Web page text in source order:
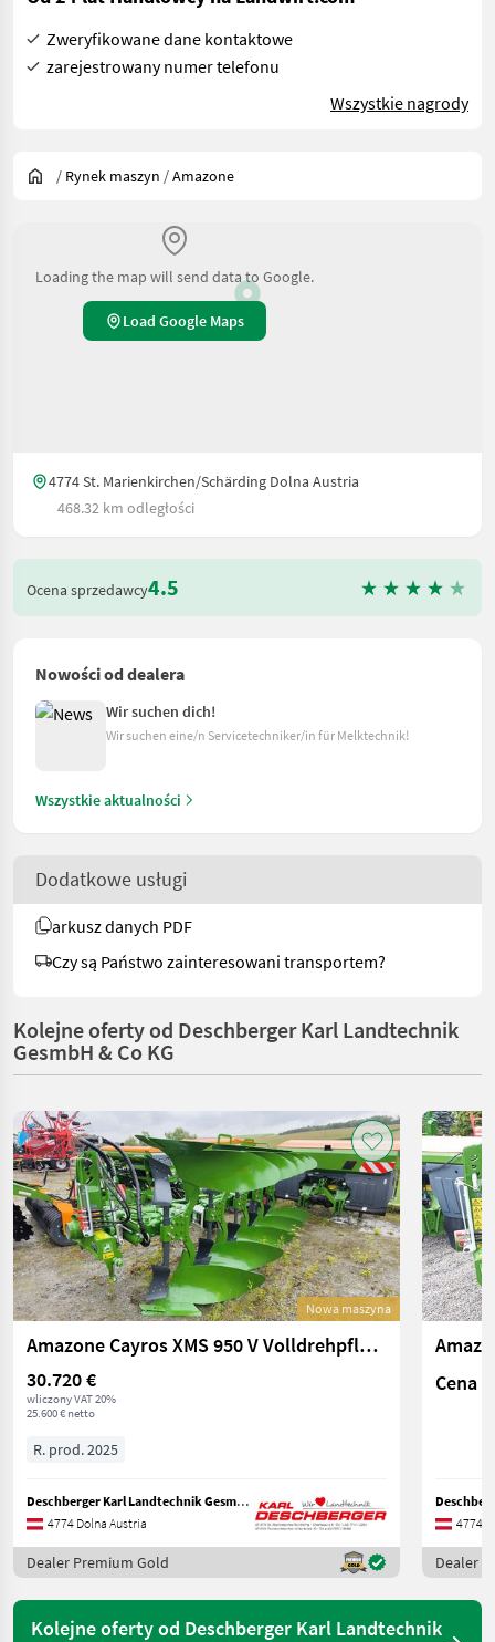
Zweryfikowane dane kontaktowe
zarejestrowany numer telefonu
Wszystkie nagrody
/ Rynek maszyn /Amazone
Loading the map will send data to Google.
Load Google Maps
4774 St. Marienkirchen/Schärding Dolna Austria
468.32 km odległości
Ocena sprzedawcy4.5
Nowości od dealera
Wir suchen dich!
Wir suchen eine/n Servicetechniker/in für Melktechnik!
Wszystkie aktualności
Dodatkowe usługi
arkusz danych PDF
Czy są Państwo zainteresowani transportem?
Kolejne oferty od Deschberger Karl Landtechnik
GesmbH & Co KG
Nowa maszyna
Amazone Cayros XMS 950 V Volldrehpflug 5-scharig
30.720 €
wliczony VAT 20%
25.600 € netto
R. prod. 2025
Deschberger Karl Landtechnik GesmbH & Co KG
4774 Dolna Austria
Dealer Premium Gold
Cena
4774
Dealer
Kolejne oferty od Deschberger Karl Landtechnik